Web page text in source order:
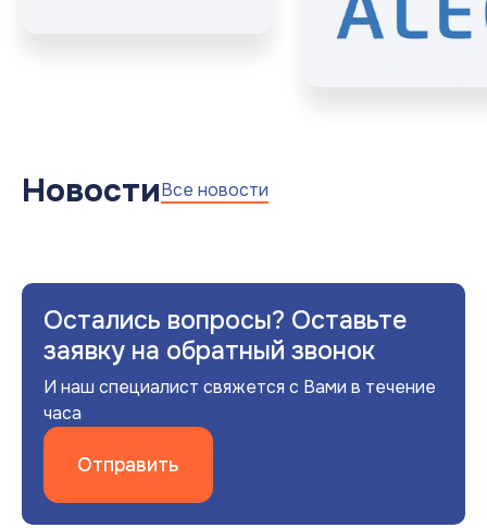
НовостиВсе новости
Остались вопросы? Оставьте
заявку на обратный звонок
И наш специалист свяжется с Вами в течение
часа
Отправить